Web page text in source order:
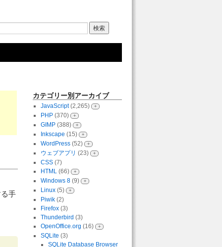
手
カテゴリー別アーカイブ
JavaScript(2,265) +
PHP(370) +
GIMP(388) +
Inkscape (15) +
WordPress(52) +
ウェブアプリ (23) +
CSS(7)
HTML(66) +
Windows 8(9) +
Linux(5) +
Piwik(2)
Firefox(3)
Thunderbird (3)
OpenOffice.org (16) +
SQLite (3)
SQLite Database Browser